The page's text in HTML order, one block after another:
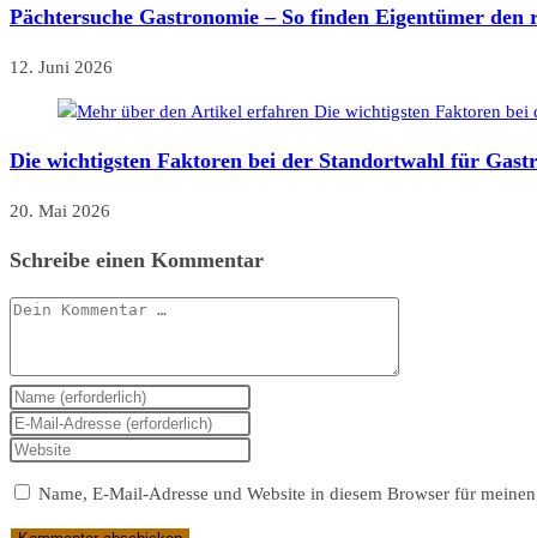
Pächtersuche Gastronomie – So finden Eigentümer
12. Juni 2026
Die wichtigsten Faktoren bei der Standortwahl für
20. Mai 2026
Schreibe einen Kommentar
Kommentar
Gib
deinen
Namen
Benutzernamen
zum
Gib
deine
Mail-
Adresse
Gib
Website-
URL
Name, E-Mail-Adresse und Website in diesem Browser für